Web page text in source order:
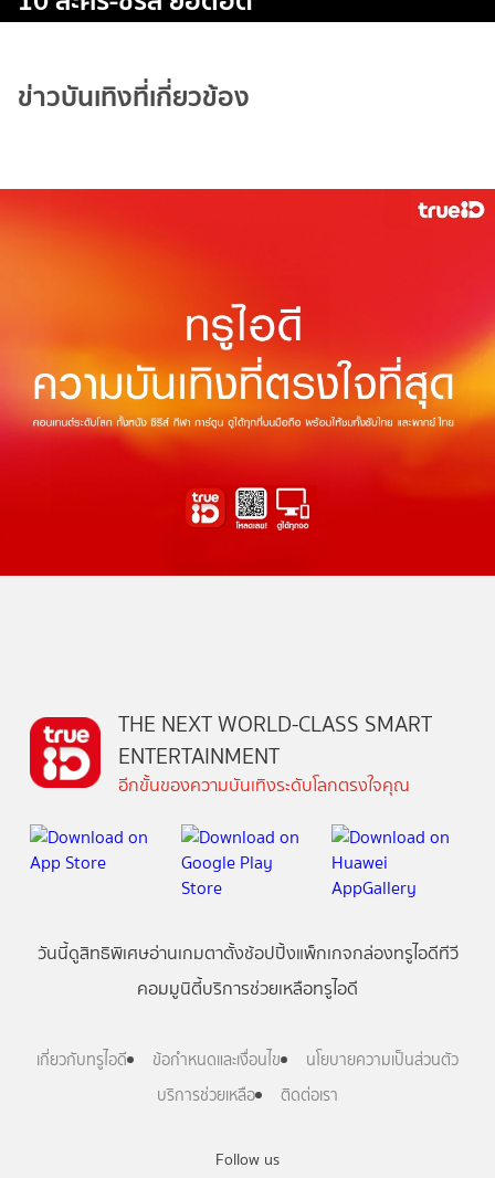
ข่าวบันเทิงที่เกี่ยวข้อง
Follow us
THE NEXT WORLD-CLASS SMART
ENTERTAINMENT
อีกขั้นของความบันเทิงระดับโลกตรงใจคุณ
วันนี้ดูสิทธิพิเศษอ่านเกมตาตั้งช้อปปิ้งแพ็กเกจกล่องทรูไอดีทีวี
คอมมูนิตี้บริการช่วยเหลือทรูไอดี
เกี่ยวกับทรูไอดี ข้อกำหนดและเงื่อนไข
นโยบายความเป็นส่วนตัว
บริการช่วยเหลือ
ติดต่อเรา